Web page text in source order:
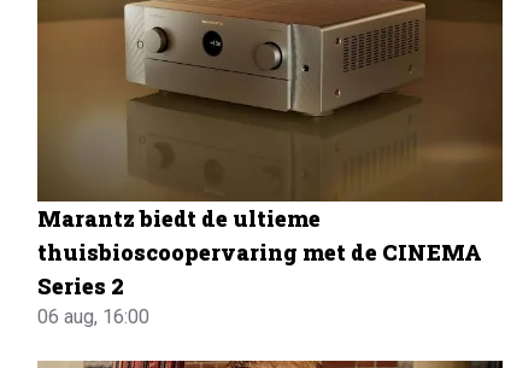
Marantz biedt de ultieme
thuisbioscoopervaring met de CINEMA
Series 2
06 aug, 16:00